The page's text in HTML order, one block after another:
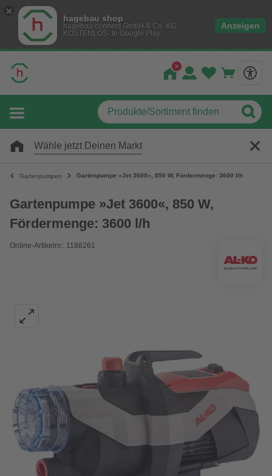
hagebau shop
hagebau connect GmbH & Co. KG
KOSTENLOS- In Google Play
Anzeigen
Wähle jetzt Deinen Markt
Gartenpumpen Gartenpumpe »Jet 3600«, 850 W, Fördermenge: 3600 l/h
Gartenpumpe »Jet 3600«, 850 W,
Fördermenge: 3600 l/h
Online-Artikelnr.: 1188261